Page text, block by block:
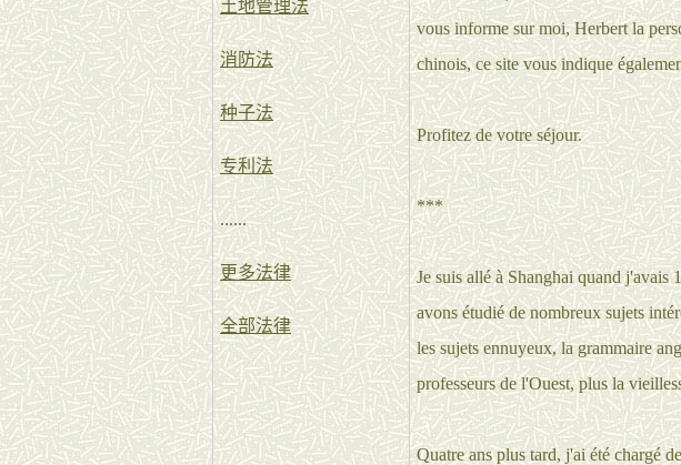
土地管理法
消防法
种子法
专利法
......
更多法律
全部法律
vous informe sur moi, Herbert la
chinois, ce site vous indique
Profitez de votre séjour.
***
Je suis allé à Shanghai quand
avons étudié de nombreux sujets
les sujets ennuyeux, la grammaire
professeurs de l'Ouest, plus la
Quatre ans plus tard, j'ai été chargé